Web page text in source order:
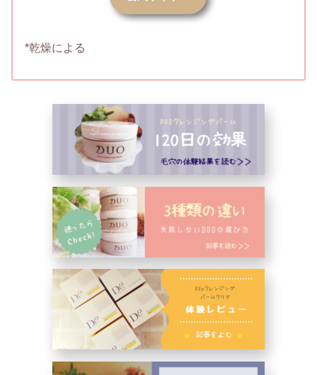
*乾燥による